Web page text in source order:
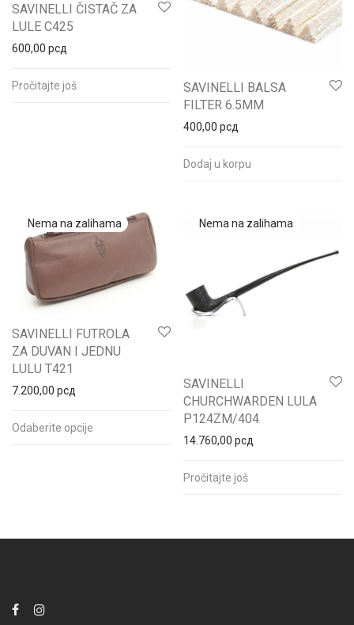
SAVINELLI ČISTAČ ZA
LULE C425
600,00 рсд
Pročitajte još
SAVINELLI BALSA
FILTER 6.5MM
400,00 рсд
Dodaj u korpu
SAVINELLI FUTROLA
ZA DUVAN I JEDNU
LULU T421
7.200,00 рсд
Odaberite opcije
SAVINELLI
CHURCHWARDEN LULA
P124ZM/404
14.760,00 рсд
Pročitajte još